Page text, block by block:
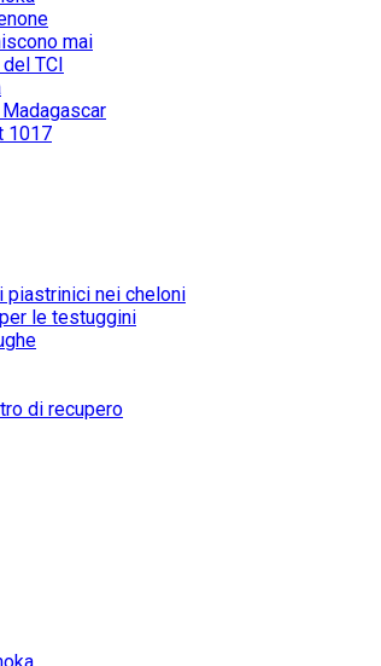
mai
TCI
1017
piastrinici nei cheloni
le testuggini
di recupero